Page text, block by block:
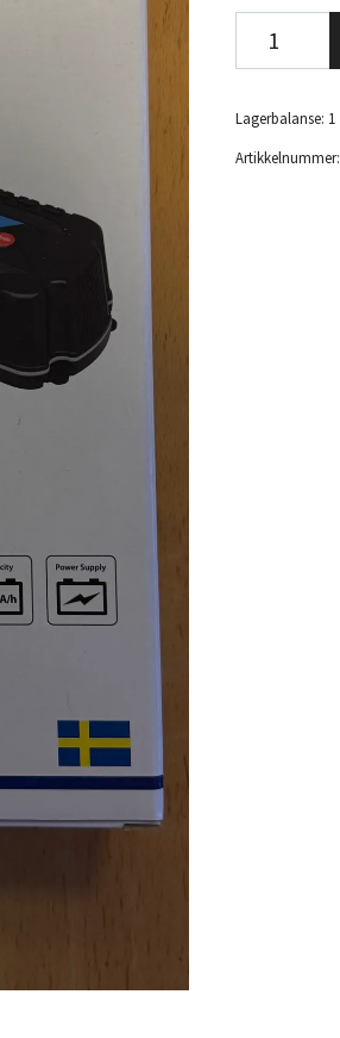
Lagerbalanse: 1
Artikkelnummer: